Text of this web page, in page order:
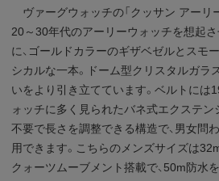
ヴァーグウォッチの「クッサン アーリ
20～30年代のアーリーウォッチを想起
に、ゴールドカラーのギザベゼルとスモ
シカルな一本。ドーム型クリスタルガラ
いをより引き立てています。ベルトには
ォッチに多く見られたバネ式エクステン
不要で長さを調整できる構造で、男女問
用できます。こちらのメンズサイズは
クォーツムーブメント搭載で、50m防水